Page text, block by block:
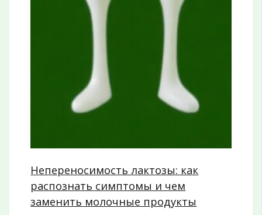
Непереносимость лактозы: как
распознать симптомы и чем
заменить молочные продукты